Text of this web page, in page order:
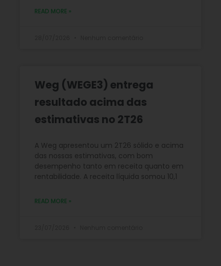
READ MORE »
Weg (WEGE3) entrega
resultado acima das
estimativas no 2T26
A Weg apresentou um 2T26 sólido e acima
das nossas estimativas, com bom
desempenho tanto em receita quanto em
rentabilidade. A receita líquida somou 10,1
READ MORE »